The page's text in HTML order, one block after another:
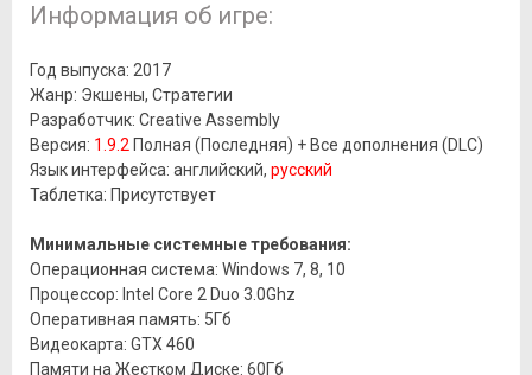
Информация об игре:
Год выпуска: 2017
Жанр: Экшены, Стратегии
Разработчик: Creative Assembly
Версия: 1.9.2 Полная (Последняя) + Все дополнения (DLC)
Язык интерфейса: английский, русский
Таблетка: Присутствует
Минимальные системные требования:
Операционная система: Windows 7, 8, 10
Процессор: Intel Core 2 Duo 3.0Ghz
Оперативная память: 5Гб
Видеокарта: GTX 460
Памяти на Жестком Диске: 60Гб